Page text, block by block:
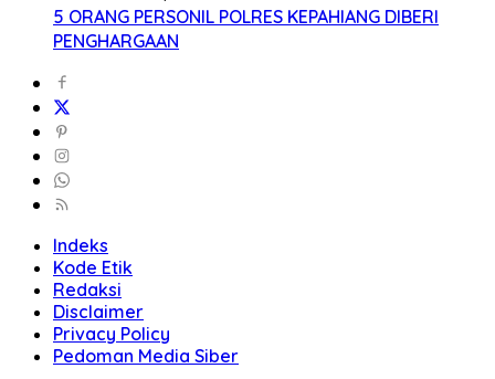
5 ORANG PERSONIL POLRES KEPAHIANG DIBERI
PENGHARGAAN
Indeks
Kode Etik
Redaksi
Disclaimer
Privacy Policy
Pedoman Media Siber